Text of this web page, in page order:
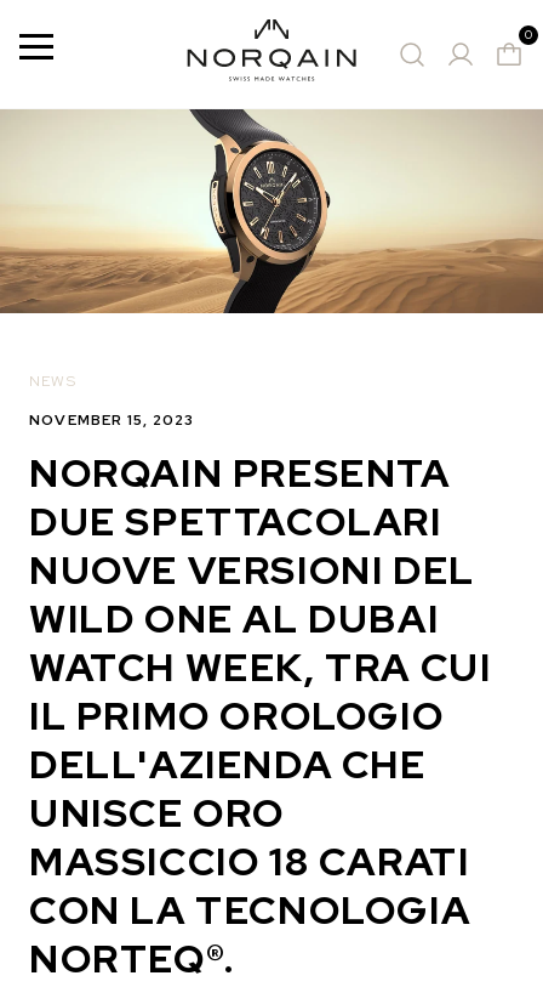
Menù 0
OROLOGI CONSIGLIATI
IN MAGAZZINO
CHF 5,250
WILD ONE SKELETON
42mm
IN MAGAZZINO
CHF 4,450
ADVENTURE CHRONO
NHL® EDIZIONE
LIMITATA
41mm
NEWS
NOVEMBER 15, 2023
NORQAIN PRESENTA
DUE SPETTACOLARI
NUOVE VERSIONI DEL
WILD ONE AL DUBAI
WATCH WEEK, TRA CUI
IL PRIMO OROLOGIO
DELL'AZIENDA CHE
UNISCE ORO
MASSICCIO 18 CARATI
CON LA TECNOLOGIA
NORTEQ®.